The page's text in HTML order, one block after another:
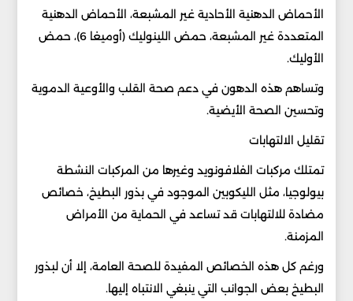
الأحماض الدهنية الأحادية غير المشبعة، الأحماض الدهنية
المتعددة غير المشبعة، حمض اللينوليك (أوميغا 6)، حمض
الأوليك.
وتساهم هذه الدهون في دعم صحة القلب والأوعية الدموية
وتحسين الصحة الأيضية.
تقليل الالتهابات
تمتلك مركبات الفلافونويد وغيرها من المركبات النشطة
بيولوجيا، مثل الليكوبين الموجود في بذور البطيخ، خصائص
مضادة للالتهابات قد تساعد في الحماية من الأمراض
المزمنة.
ورغم كل هذه الخصائص المفيدة للصحة العامة، إلا أن لبذور
البطيخ بعض الجوانب التي ينبغي الانتباه إليها.